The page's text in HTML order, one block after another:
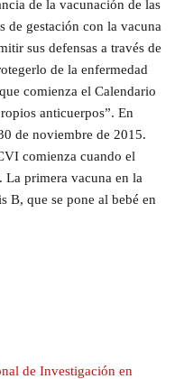
de la vacunación de las
de gestación con la vacuna
sus defensas a través de
de la enfermedad
comienza el Calendario
anticuerpos”. En
de noviembre de 2015.
comienza cuando el
La primera vacuna en la
B, que se pone al bebé en
de Investigación en